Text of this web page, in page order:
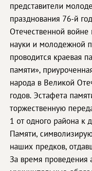
представители
празднования 76-й
Отечественной
науки и молодежной
проводится краевая
памяти»,
народа в Великой
годов. Эстафета
торжественную
1 от одного района к
Памяти,
наших предков,
За время проведения